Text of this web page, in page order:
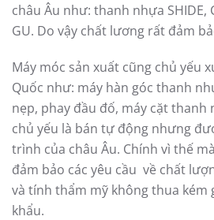
châu Âu như: thanh nhựa SHIDE,
GU. Do vậy chất lương rất đảm
Máy móc sản xuất cũng chủ yếu
Quốc như: máy hàn góc thanh
nẹp, phay đầu đố, máy cặt thanh
chủ yếu là bán tự động nhưng
trình của châu Âu. Chính vì thế
đảm bảo các yêu cầu về chất
và tính thẩm mỹ không thua kém
khẩu.